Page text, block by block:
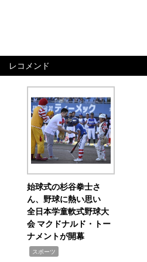
レコメンド
始球式の杉谷拳士さ
ん、野球に熱い思い
全日本学童軟式野球大
会 マクドナルド・トー
ナメントが開幕
スポーツ